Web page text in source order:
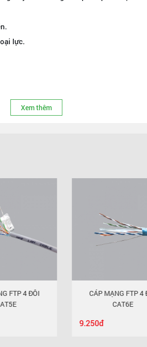
lực.
Xem thêm
CÁP MẠNG FTP 4 ĐÔI
Dây